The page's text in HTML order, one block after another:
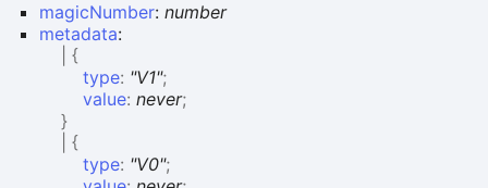
magicNumber: number
metadata:
{
type: "V1";
value: never;
}
{
type: "V0";